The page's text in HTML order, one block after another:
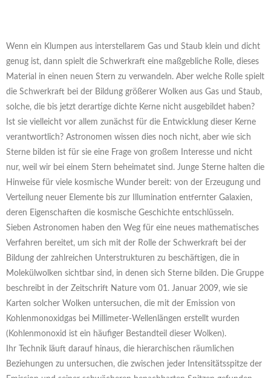
Wenn ein Klumpen aus interstellarem Gas und Staub klein und dicht
genug ist, dann spielt die Schwerkraft eine maßgebliche Rolle, dieses
Material in einen neuen Stern zu verwandeln. Aber welche Rolle spielt
die Schwerkraft bei der Bildung größerer Wolken aus Gas und Staub,
solche, die bis jetzt derartige dichte Kerne nicht ausgebildet haben?
Ist sie vielleicht vor allem zunächst für die Entwicklung dieser Kerne
verantwortlich? Astronomen wissen dies noch nicht, aber wie sich
Sterne bilden ist für sie eine Frage von großem Interesse und nicht
nur, weil wir bei einem Stern beheimatet sind. Junge Sterne halten die
Hinweise für viele kosmische Wunder bereit: von der Erzeugung und
Verteilung neuer Elemente bis zur Illumination entfernter Galaxien,
deren Eigenschaften die kosmische Geschichte entschlüsseln.
Sieben Astronomen haben den Weg für eine neues mathematisches
Verfahren bereitet, um sich mit der Rolle der Schwerkraft bei der
Bildung der zahlreichen Unterstrukturen zu beschäftigen, die in
Molekülwolken sichtbar sind, in denen sich Sterne bilden. Die Gruppe
beschreibt in der Zeitschrift Nature vom 01. Januar 2009, wie sie
Karten solcher Wolken untersuchen, die mit der Emission von
Kohlenmonoxidgas bei Millimeter-Wellenlängen erstellt wurden
(Kohlenmonoxid ist ein häufiger Bestandteil dieser Wolken).
Ihr Technik läuft darauf hinaus, die hierarchischen räumlichen
Beziehungen zu untersuchen, die zwischen jeder Intensitätsspitze der